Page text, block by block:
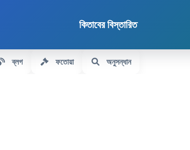
কিতাবের বিস্তারিত
ব্লগ ফতোয়া অনুসন্ধান